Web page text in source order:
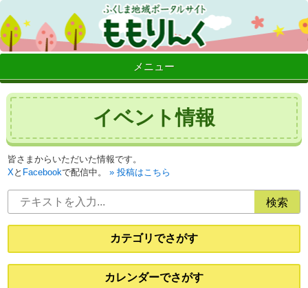
メニュー
イベント情報
皆さまからいただいた情報です。
Xと Facebookで配信中。 投稿はこちら
カテゴリでさがす
カレンダーでさがす